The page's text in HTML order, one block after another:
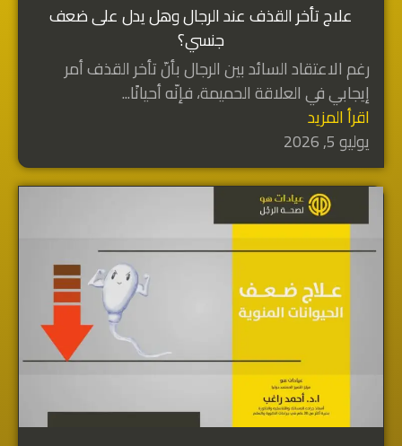
علاج تأخر القذف عند الرجال وهل يدل على ضعف
جنسي؟
رغم الاعتقاد السائد بين الرجال بأنّ تأخر القذف أمر
إيجابي في العلاقة الحميمة، فإنّه أحيانًا...
اقرأ المزيد
يوليو 5, 2026